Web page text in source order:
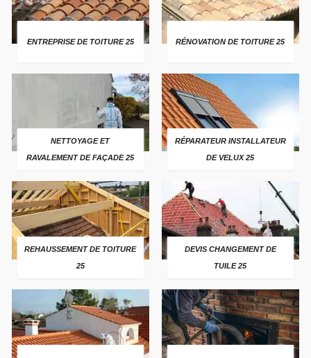
ENTREPRISE DE TOITURE 25 RÉNOVATION DE TOITURE 25
NETTOYAGE ET
RAVALEMENT DE FAÇADE 25
RÉPARATEUR INSTALLATEUR
DE VELUX 25
REHAUSSEMENT DE TOITURE
25
DEVIS CHANGEMENT DE
TUILE 25